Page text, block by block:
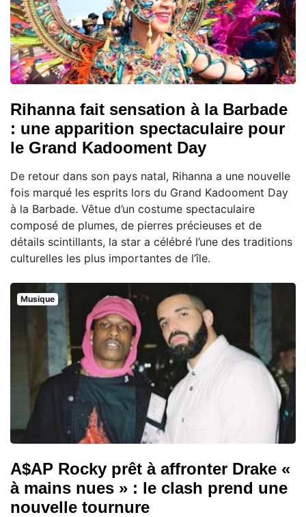
Rihanna fait sensation à la Barbade
: une apparition spectaculaire pour
le Grand Kadooment Day
De retour dans son pays natal, Rihanna a une nouvelle
fois marqué les esprits lors du Grand Kadooment Day
à la Barbade. Vêtue d’un costume spectaculaire
composé de plumes, de pierres précieuses et de
détails scintillants, la star a célébré l’une des traditions
culturelles les plus importantes de l’île.
Musique
A$AP Rocky prêt à affronter Drake «
à mains nues » : le clash prend une
nouvelle tournure